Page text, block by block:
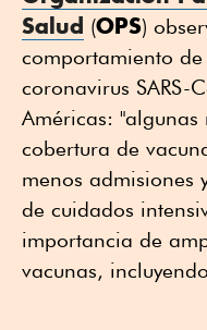
Salud (OPS)
comportamiento
coronavirus SARS-
Américas:
cobertura de
menos admisiones
de cuidados
importancia de
vacunas,